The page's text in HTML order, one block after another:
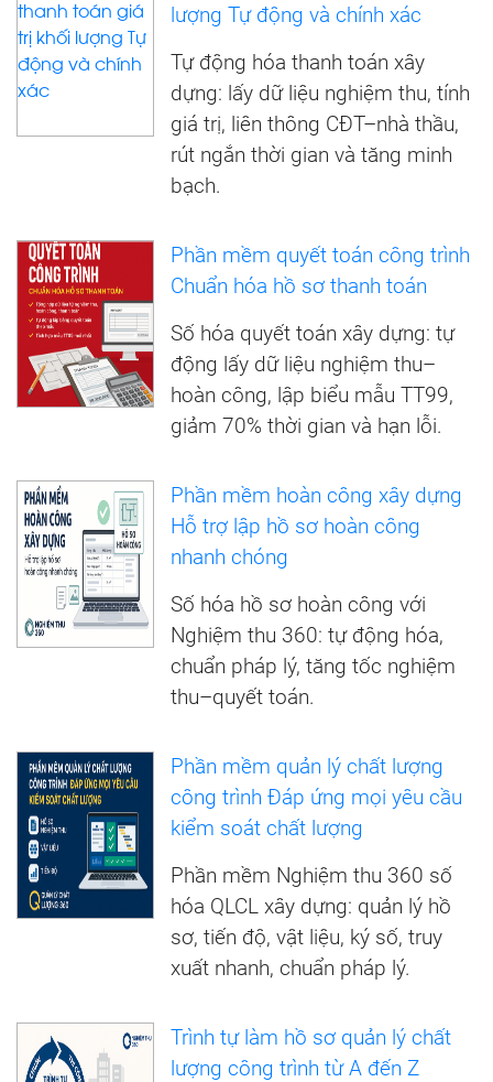
lượng Tự động và chính xác
Tự động hóa thanh toán xây
dựng: lấy dữ liệu nghiệm thu, tính
giá trị, liên thông CĐT–nhà thầu,
rút ngắn thời gian và tăng minh
bạch.
Phần mềm quyết toán công trình
Chuẩn hóa hồ sơ thanh toán
Số hóa quyết toán xây dựng: tự
động lấy dữ liệu nghiệm thu–
hoàn công, lập biểu mẫu TT99,
giảm 70% thời gian và hạn lỗi.
Phần mềm hoàn công xây dựng
Hỗ trợ lập hồ sơ hoàn công
nhanh chóng
Số hóa hồ sơ hoàn công với
Nghiệm thu 360: tự động hóa,
chuẩn pháp lý, tăng tốc nghiệm
thu–quyết toán.
Phần mềm quản lý chất lượng
công trình Đáp ứng mọi yêu cầu
kiểm soát chất lượng
Phần mềm Nghiệm thu 360 số
hóa QLCL xây dựng: quản lý hồ
sơ, tiến độ, vật liệu, ký số, truy
xuất nhanh, chuẩn pháp lý.
Trình tự làm hồ sơ quản lý chất
lượng công trình từ A đến Z